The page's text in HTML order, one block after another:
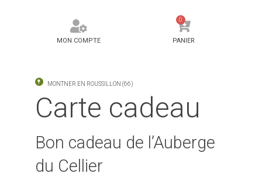
MON COMPTE
0
PANIER
MONTNER EN ROUSSILLON (66)
Carte cadeau
Bon cadeau de l’Auberge
du Cellier